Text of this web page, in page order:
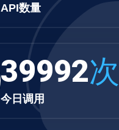
API数量
39992次
今日调用